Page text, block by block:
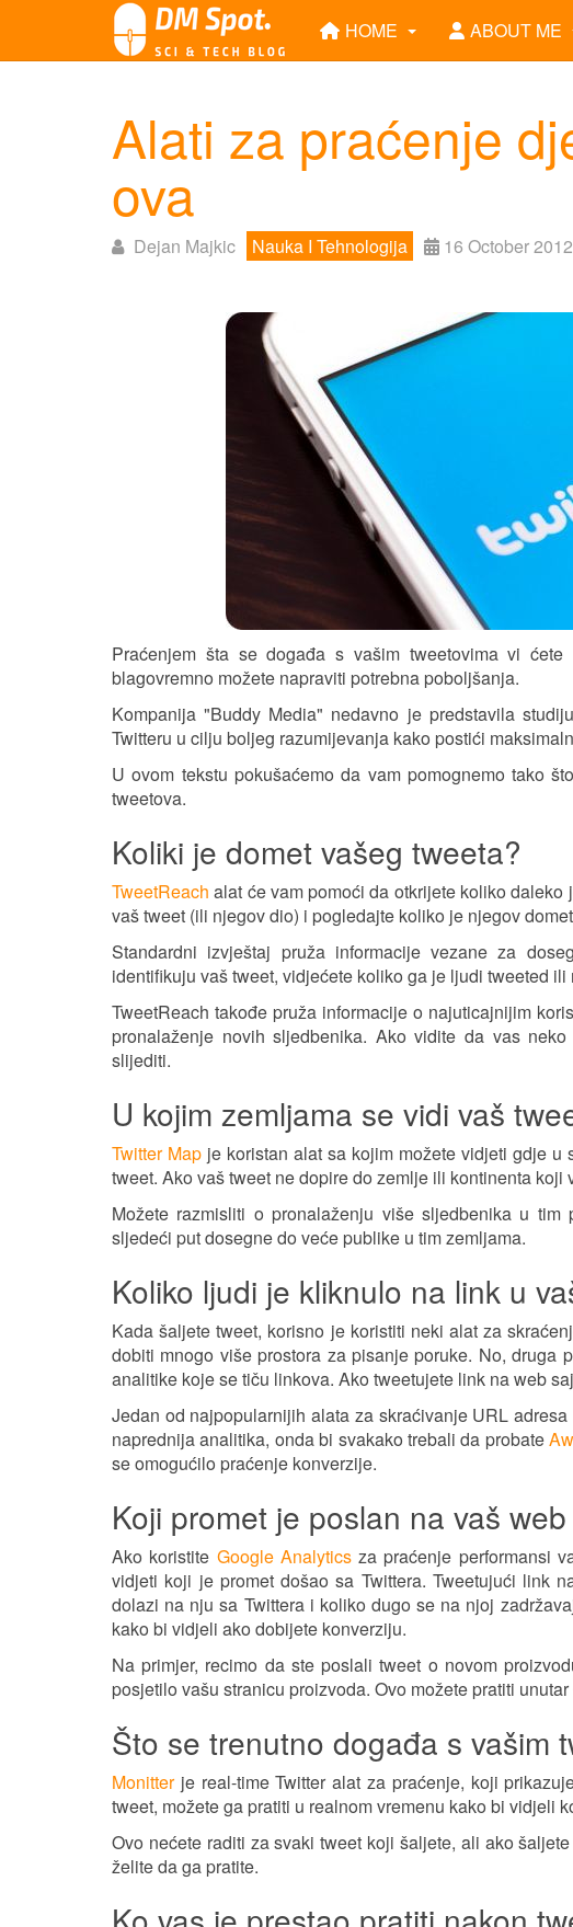
HOME ABOUT ME
Alati za praćenje
ova
Dejan Majkic Nauka I Tehnologija 16 October 2012
Praćenjem šta se događa s vašim tweetovima vi
blagovremno možete napraviti potrebna poboljšanja.
Kompanija "Buddy Media" nedavno je predstavila
Twitteru u cilju boljeg razumijevanja kako postići
U ovom tekstu pokušaćemo da vam pomognemo tako
tweetova.
Koliki je domet vašeg tweeta?
TweetReach alat će vam pomoći da otkrijete koliko
vaš tweet (ili njegov dio) i pogledajte koliko je njegov
Standardni izvještaj pruža informacije vezane za
identifikuju vaš tweet, vidjećete koliko ga je ljudi tweeted ili
TweetReach takođe pruža informacije o najuticajnijim
pronalaženje novih sljedbenika. Ako vidite da vas
slijediti.
U kojim zemljama se vidi vaš
Twitter Map je koristan alat sa kojim možete vidjeti gdje
tweet. Ako vaš tweet ne dopire do zemlje ili kontinenta
Možete razmisliti o pronalaženju više sljedbenika u
sljedeći put dosegne do veće publike u tim zemljama.
Koliko ljudi je kliknulo na link u
Kada šaljete tweet, korisno je koristiti neki alat za
dobiti mnogo više prostora za pisanje poruke. No,
analitike koje se tiču linkova. Ako tweetujete link na web
Jedan od najpopularnijih alata za skraćivanje URL
naprednija analitika, onda bi svakako trebali da probate
se omogućilo praćenje konverzije.
Koji promet je poslan na vaš
Ako koristite Google Analyticsza praćenje performansi
vidjeti koji je promet došao sa Twittera. Tweetujući link
dolazi na nju sa Twittera i koliko dugo se na njoj
kako bi vidjeli ako dobijete konverziju.
Na primjer, recimo da ste poslali tweet o novom
posjetilo vašu stranicu proizvoda. Ovo možete pratiti
Što se trenutno događa s vašim
Monitterje real-time Twitter alat za praćenje, koji
tweet, možete ga pratiti u realnom vremenu kako bi vidjeli
Ovo nećete raditi za svaki tweet koji šaljete, ali ako
želite da ga pratite.